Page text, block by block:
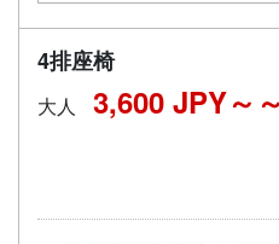
4排座椅
大人 3,600 JPY～